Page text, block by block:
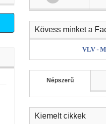
Kövess minket a
VLV -
Népszerű
Kiemelt cikkek